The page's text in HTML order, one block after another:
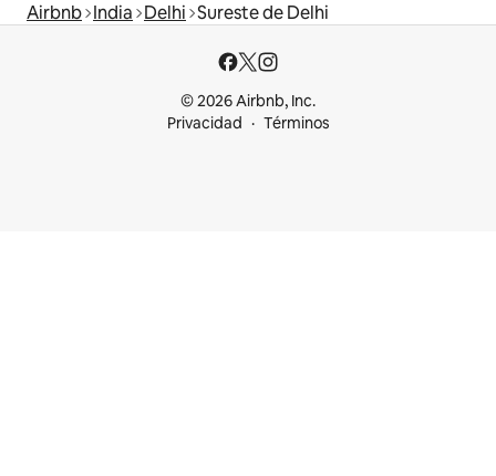
Airbnb India Delhi Sureste de Delhi
© 2026 Airbnb, Inc.
Privacidad
Términos